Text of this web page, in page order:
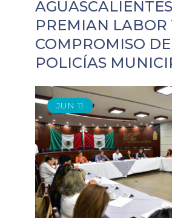
AGUASCALIENTES
PREMIAN LABOR
COMPROMISO DE
POLICÍAS
JUN 11